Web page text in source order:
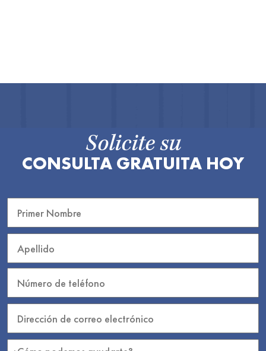
Solicite su
CONSULTA GRATUITA HOY